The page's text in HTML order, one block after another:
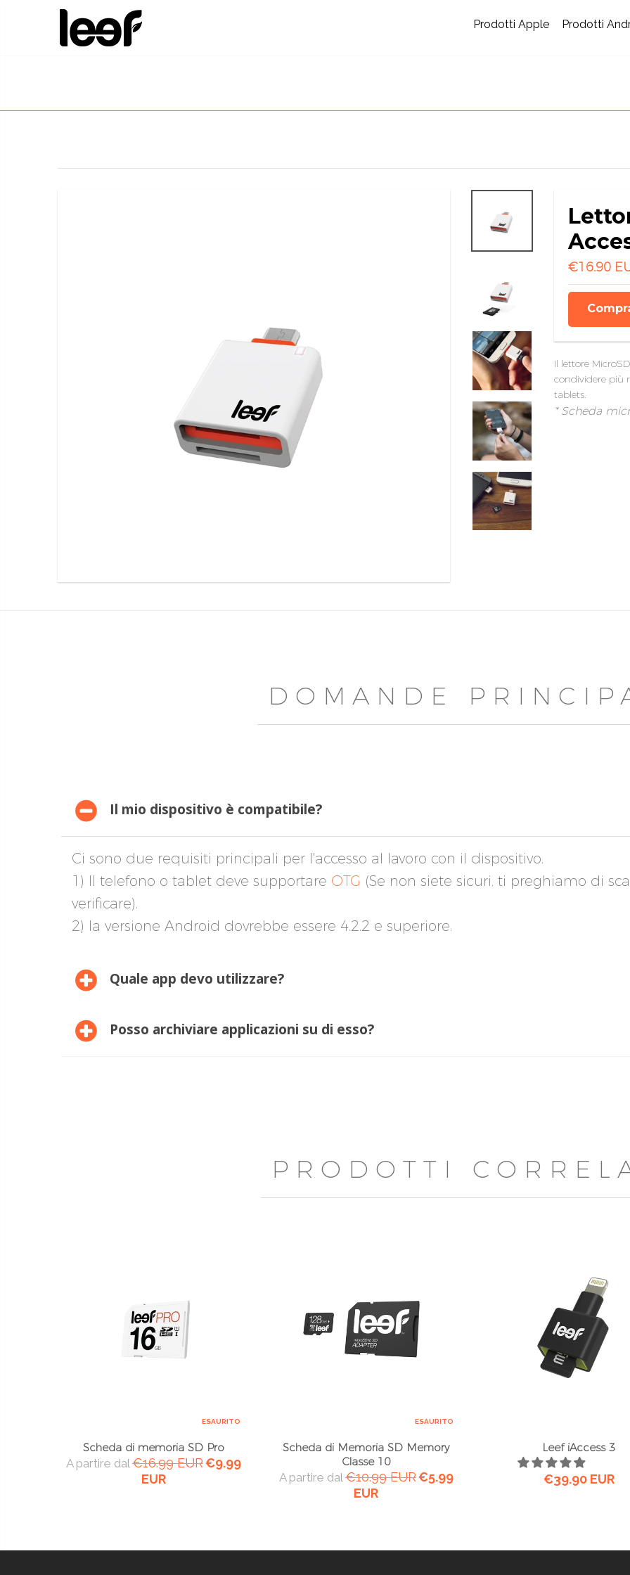
Prodotti Apple Prodotti
€16.90
Il lettore
condividere più
tablets.
* Scheda
DOMANDE
Il mio dispositivo è compatibile?
Ci sono due requisiti principali per l'accesso al lavoro con il dispositivo.
1) Il telefono o tablet deve supportare OTG (Se non siete sicuri, ti preghiamo di
verificare).
2) la versione Android dovrebbe essere 4.2.2 e superiore.
Quale app devo utilizzare?
Posso archiviare applicazioni su di esso?
PRODOTTI
ESAURITO
Scheda di memoria SD Pro
A partire dal€16.99 EUR€9.99
EUR
ESAURITO
Scheda di Memoria SD Memory
Classe 10
A partire dal€10.99 EUR€5.99
EUR
Leef iAccess 3
€39.90 EUR